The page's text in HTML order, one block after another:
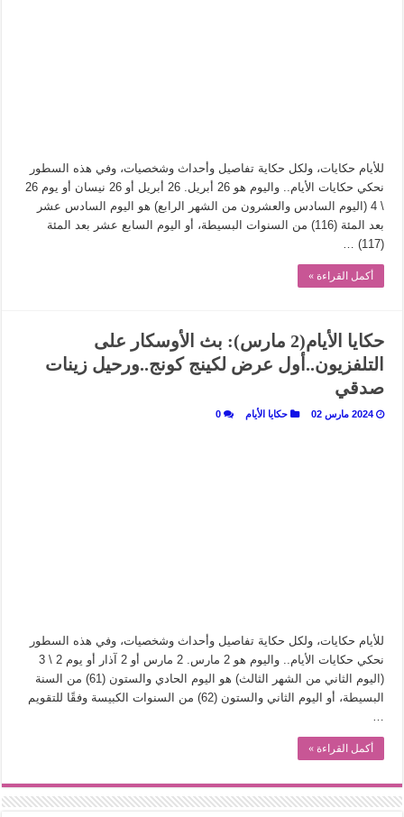
الطعام في الحضارة الإسلامية.. تاريخ يُقرأ بالنكهات
يوم شاهدت زينات صدقي على المسرح وسرحت!
للأيام حكايات، ولكل حكاية تفاصيل وأحداث وشخصيات، وفي هذه السطور
نحكي حكايات الأيام.. واليوم هو 26 أبريل. 26 أبريل أو 26 نيسان أو يوم 26
\ 4 (اليوم السادس والعشرون من الشهر الرابع) هو اليوم السادس عشر
بعد المئة (116) من السنوات البسيطة، أو اليوم السابع عشر بعد المئة
(117) …
أكمل القراءة »
حكايا الأيام(2 مارس): بث الأوسكار على
التلفزيون..أول عرض لكينج كونج..ورحيل زينات
صدقي
2024 مارس 02 حكايا الأيام 0
للأيام حكايات، ولكل حكاية تفاصيل وأحداث وشخصيات، وفي هذه السطور
نحكي حكايات الأيام.. واليوم هو 2 مارس. 2 مارس أو 2 آذار أو يوم 2 \ 3
(اليوم الثاني من الشهر الثالث) هو اليوم الحادي والستون (61) من السنة
البسيطة، أو اليوم الثاني والستون (62) من السنوات الكبيسة وفقًا للتقويم
…
أكمل القراءة »